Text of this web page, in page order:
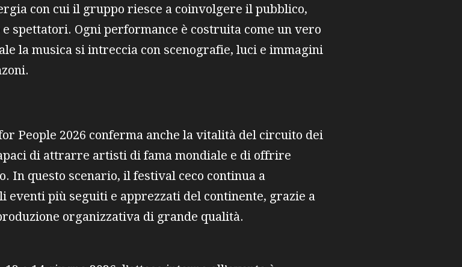
con cui il gruppo riesce a coinvolgere il pubblico,
spettatori. Ogni performance è costruita come un vero
la musica si intreccia con scenografie, luci e immagini
People 2026 conferma anche la vitalità del circuito dei
di attrarre artisti di fama mondiale e di offrire
In questo scenario, il festival ceco continua a
eventi più seguiti e apprezzati del continente, grazie a
organizzativa di grande qualità.